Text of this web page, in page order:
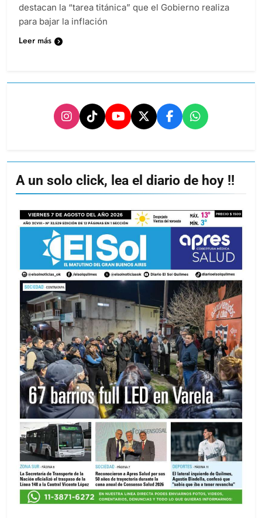
destacan la “tarea titánica” que el Gobierno realiza
para bajar la inflación
Leer más
A un solo click, lea el diario de hoy !!